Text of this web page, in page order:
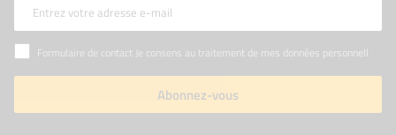
Entrez votre adresse e-mail
Formulaire de contact Je consens au traitement de mes données personnelles contenues dans le formulaire de contact conformément au règlement du Parlement européen et du Conseil (UE)
Abonnez-vous